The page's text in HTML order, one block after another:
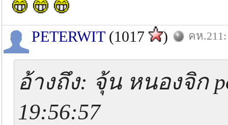
PETERWIT(1017 ) คห
อ้างถึง: จุ้น หนองจิก
19:56:57